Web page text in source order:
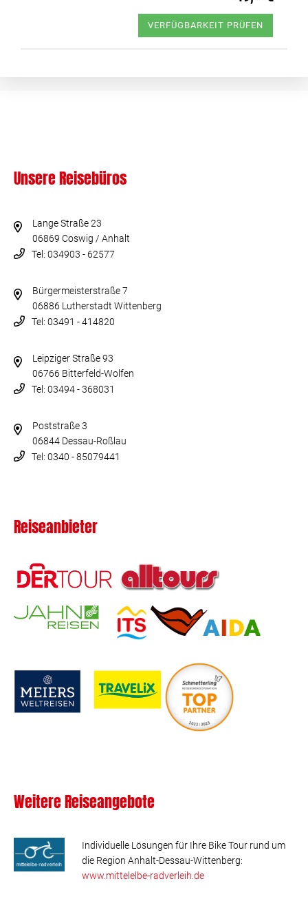
VERFÜGBARKEIT PRÜFEN
Unsere Reisebüros
Lange Straße 23
06869 Coswig / Anhalt
Tel: 034903 - 62577
Bürgermeisterstraße 7
06886 Lutherstadt Wittenberg
Tel: 03491 - 414820
Leipziger Straße 93
06766 Bitterfeld-Wolfen
Tel: 03494 - 368031
Poststraße 3
06844 Dessau-Roßlau
Tel: 0340 - 85079441
Reiseanbieter
Weitere Reiseangebote
Individuelle Lösungen für Ihre Bike Tour rund um
die Region Anhalt-Dessau-Wittenberg:
www.mittelelbe-radverleih.de